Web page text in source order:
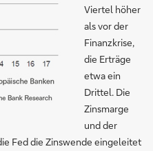
Viertel höher
als vor der
Finanzkrise,
die Erträge
etwa ein
Drittel. Die
Zinsmarge
und der
Fed die Zinswende eingeleitet